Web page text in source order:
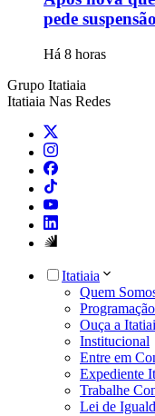
pede
Há 8 horas
Grupo Itatiaia
Itatiaia Nas Redes
Itatiaia
Quem
Programação
Ouça a
Institucional
Entre em
Expediente
Trabalhe
Lei de